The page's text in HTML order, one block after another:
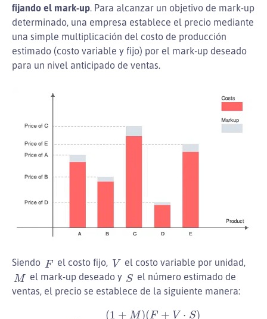
fijando el mark-up. Para alcanzar un objetivo de mark-up
determinado, una empresa establece el precio mediante
una simple multiplicación del costo de producción
estimado (costo variable y fijo) por el mark-up deseado
para un nivel anticipado de ventas.
Siendo F el costo fijo, V el costo variable por unidad,
M el mark-up deseado y S el número estimado de
ventas, el precio se establece de la siguiente manera:
price= 1 M)(F+ V S)S